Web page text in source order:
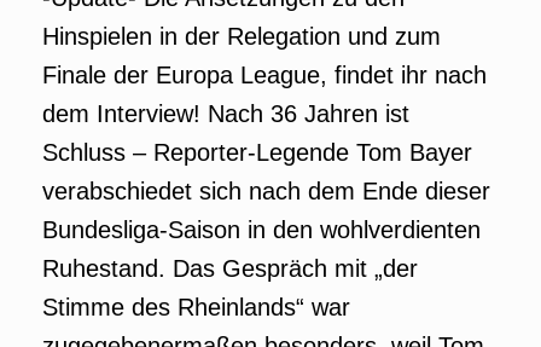
Hinspielen in der Relegation und zum
Finale der Europa League, findet ihr nach
dem Interview! Nach 36 Jahren ist
Schluss – Reporter-Legende Tom Bayer
verabschiedet sich nach dem Ende dieser
Bundesliga-Saison in den wohlverdienten
Ruhestand. Das Gespräch mit „der
Stimme des Rheinlands“ war